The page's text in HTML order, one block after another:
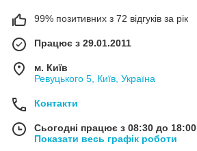
99% позитивних з 72 відгуків за рік
Працює з 29.01.2011
м. Київ
Ревуцького 5, Київ, Україна
Контакти
Сьогодні працює з 08:30 до 18:00
Показати весь графік роботи